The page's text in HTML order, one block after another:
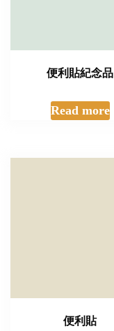
便利貼紀念品
Read more
便利貼